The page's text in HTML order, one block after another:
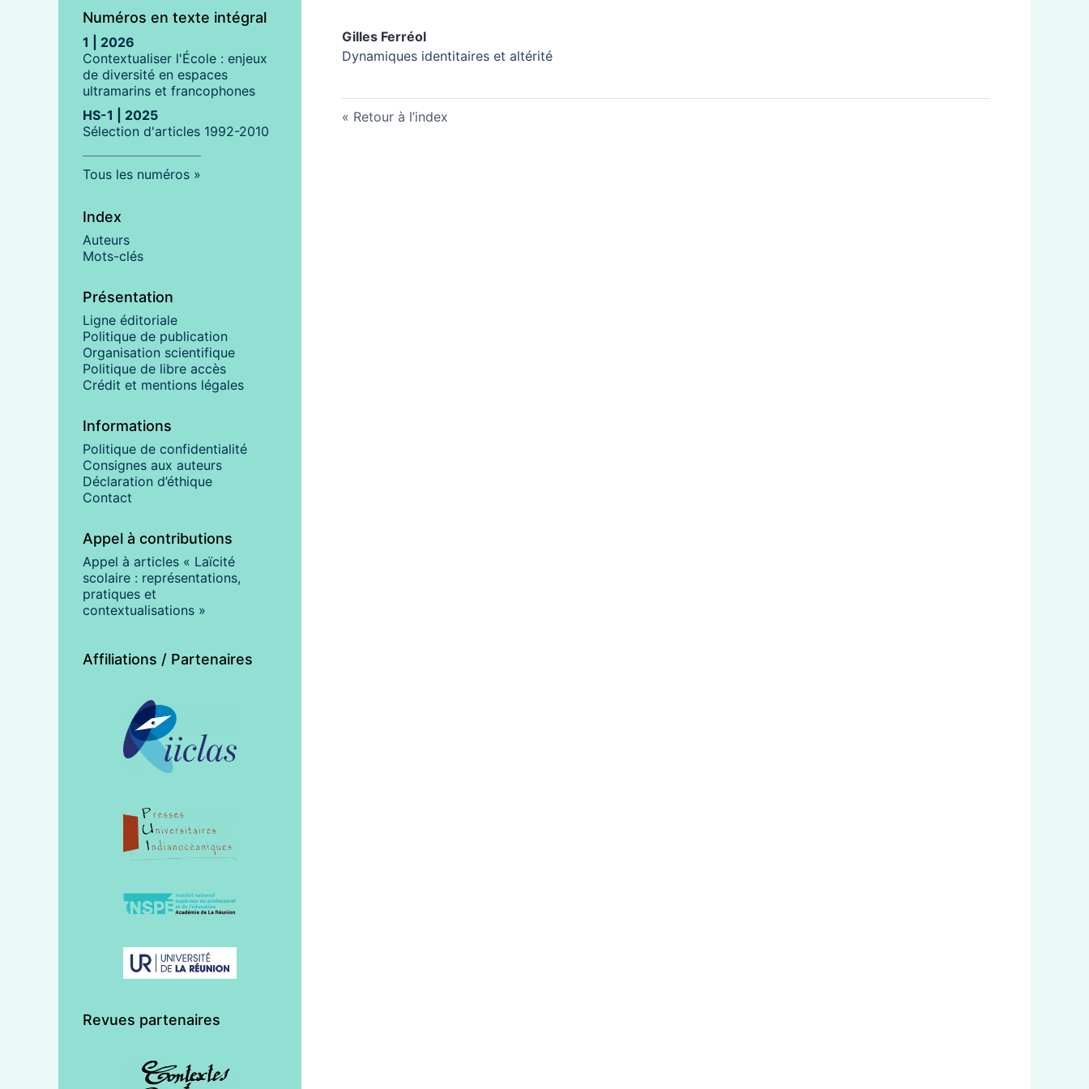
Numéros en texte intégral
1 | 2026
Contextualiser l'École : enjeux
de diversité en espaces
ultramarins et francophones
HS-1 | 2025
Sélection d'articles 1992-2010
Tous les numéros
Index
Auteurs
Mots-clés
Présentation
Ligne éditoriale
Politique de publication
Organisation scientifique
Politique de libre accès
Crédit et mentions légales
Informations
Politique de confidentialité
Consignes aux auteurs
Déclaration d’éthique
Contact
Appel à contributions
Appel à articles « Laïcité
scolaire : représentations,
pratiques et
contextualisations »
Affiliations / Partenaires
Revues partenaires
Gilles Ferréol
Dynamiques identitaires et altérité
Retour à l’index